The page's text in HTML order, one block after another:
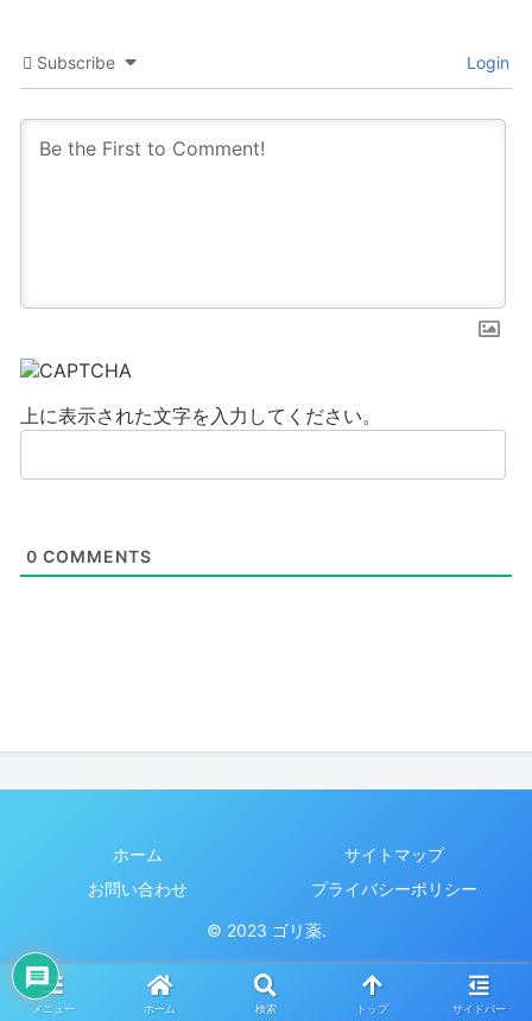
Subscribe Login
上に表示された文字を入力してください。
0 COMMENTS
ホーム
サイトマップ
お問い合わせ
プライバシーポリシー
© 2023 ゴリ薬.
メニュー ホーム 検索 トップ サイドバー